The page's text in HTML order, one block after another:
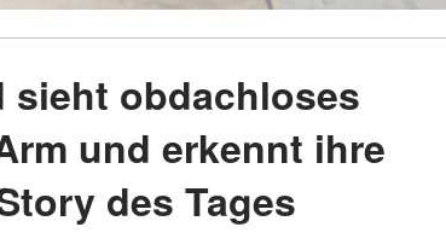
sieht obdachloses
und erkennt ihre
des Tages